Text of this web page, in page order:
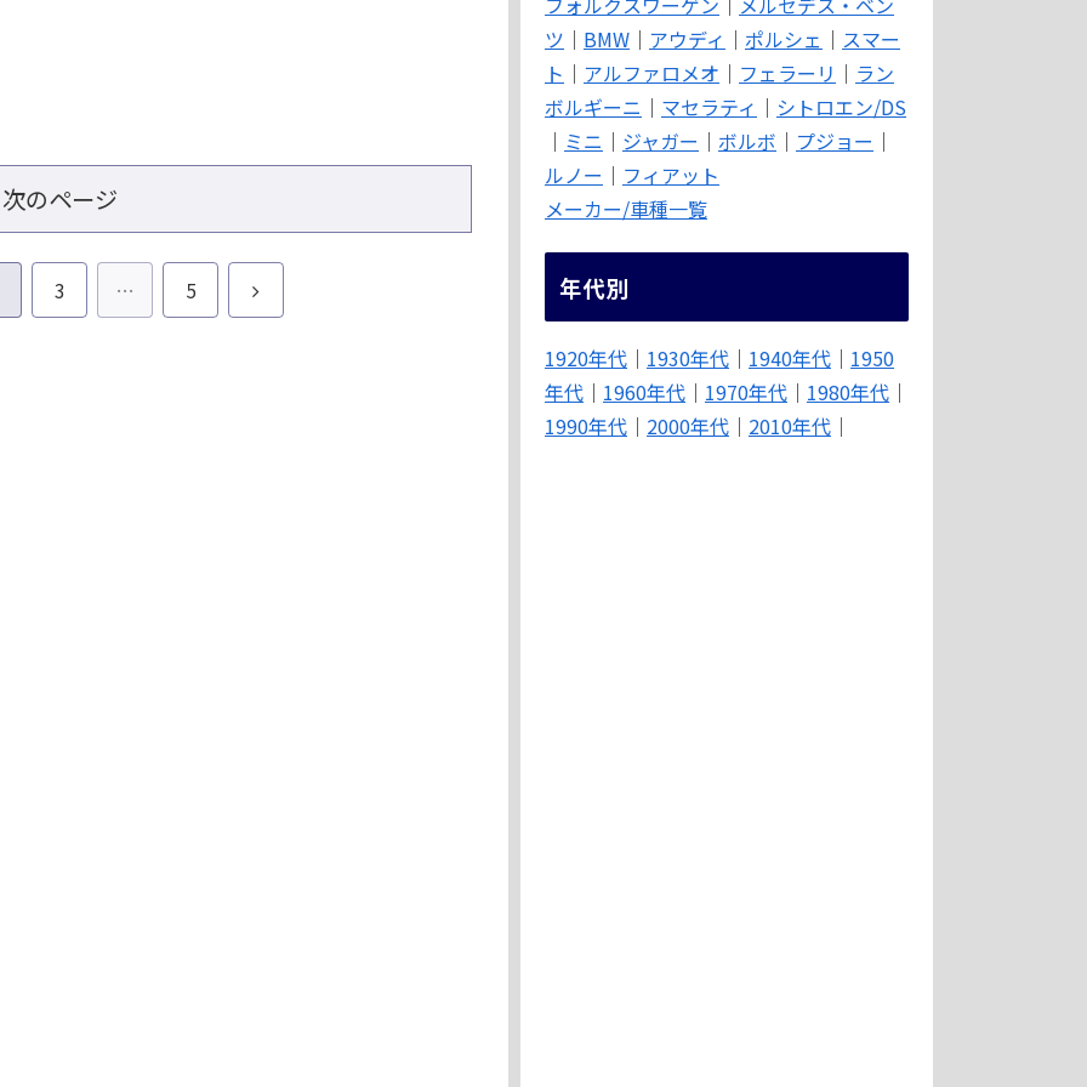
次のページ
3 … 5
次
ツ ｜ BMW ｜ アウディ ｜ ポルシェ ｜ スマー
ト ｜ アルファロメオ ｜ フェラーリ ｜ ラン
ボルギーニ ｜ マセラティ ｜ シトロエン/DS
｜ ミニ ｜ ジャガー ｜ ボルボ ｜ プジョー ｜
ルノー ｜ フィアット
メーカー/車種一覧
年代別
1920年代 ｜ 1930年代 ｜ 1940年代 ｜ 1950
年代 ｜ 1960年代 ｜ 1970年代 ｜ 1980年代 ｜
1990年代 ｜ 2000年代 ｜ 2010年代 ｜